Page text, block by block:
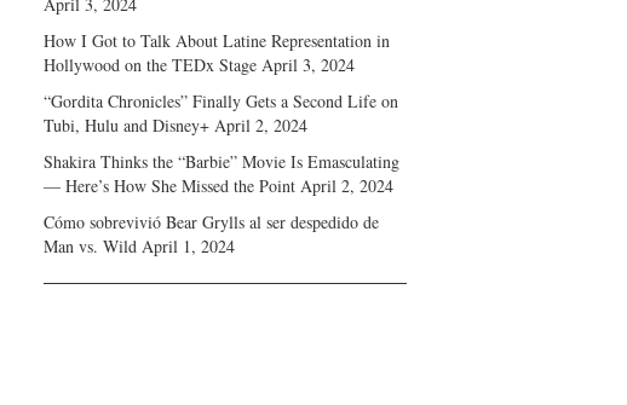
How I Got to Talk About Latine Representation in
Hollywood on the TEDx Stage April 3, 2024
“Gordita Chronicles” Finally Gets a Second Life on
Tubi, Hulu and Disney+ April 2, 2024
Shakira Thinks the “Barbie” Movie Is Emasculating
— Here’s How She Missed the Point April 2, 2024
Cómo sobrevivió Bear Grylls al ser despedido de
Man vs. Wild April 1, 2024